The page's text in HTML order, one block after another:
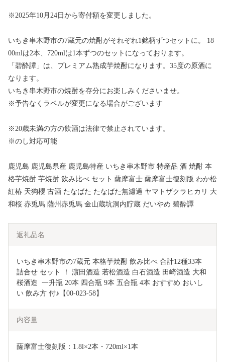
※2025年10月24日から寄付額を変更しました。
いちき串木野市の7蔵元の焼酎がそれぞれ1銘柄ずつセットに。 18
00mlは2本、720mlは1本ずつのセットになっております。
「碧酔譚」は、プレミアム熟成芋焼酎になります。35度の原酒に
なります。
いちき串木野市の焼酎を存分にお楽しみくださいませ。
※予告なくラベルが変更になる場合がございます
※20歳未満の方の飲酒は法律で禁止されています。
※のし対応可能
鹿児島 鹿児島県産 鹿児島特産 いちき串木野市 特産品 酒 焼酎 本
格芋焼酎 芋焼酎 飲み比べ セット 薩摩富士 薩摩富士復刻版 わか松
紅椿 天狗櫻 古酒 たなばた たなばた無濾過 ヤマトザクラヒカリ 大
和桜 赤兎馬 薩州赤兎馬 金山蔵坑洞内貯蔵 だいやめ 碧酔譚
返礼品名
いちき串木野市の7蔵元 本格芋焼酎 飲み比べ 合計12種33本
詰合せ セット ！ 濵田酒造 若松酒造 白石酒造 田崎酒造 大和
桜酒造  一升瓶 20本 四合瓶 9本 五合瓶 4本 おすすめ おいし
い 飲み方 付♪【00-023-58】
内容量
薩摩富士復刻版：1.8l×2本・720ml×1本